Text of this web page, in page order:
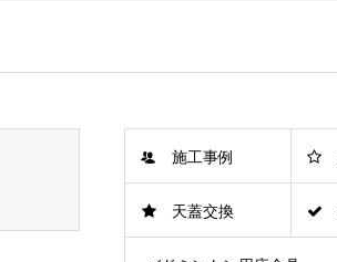
施工事例
天蓋交換